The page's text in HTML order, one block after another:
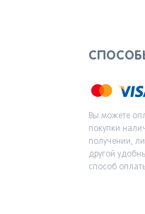
Вы можете
покупки
получении,
другой
способ